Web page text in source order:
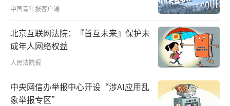
中国青年报客户端
北京互联网法院：『首互未来』保护未
成年人网络权益
人民法院报
中央网信办举报中心开设“涉AI应用乱
象举报专区”